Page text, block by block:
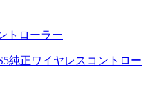
トローラー
純正ワイヤレスコントロー